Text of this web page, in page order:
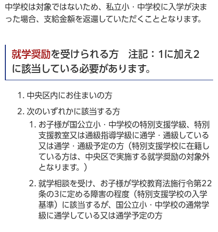
中学校は対象ではないため、私立小・中学校に入学が決ま
った場合、支給金額を返還していただくこととなります。
就学奨励を受けられる方 注記：1に加え2
に該当している必要があります。
中央区内にお住まいの方
次のいずれかに該当する方
お子様が国公立小・中学校の特別支援学級、特別
支援教室又は通級指導学級に通学・通級している
又は通学・通級予定の方（特別支援学校に在籍し
ている方は、中央区で実施する就学奨励の対象外
となります。）
就学相談を受け、お子様が学校教育法施行令第22
条の3に定める障害の程度（特別支援学校の入学
基準）に該当するが、国公立小・中学校の通常学
級に通学している又は通学予定の方